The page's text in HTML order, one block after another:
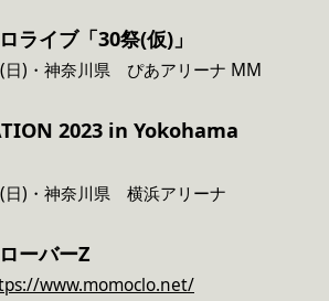
ライブ「30祭(仮)」
日)・神奈川県 ぴあアリーナ MM
2023 in Yokohama
)・神奈川県 横浜アリーナ
ーバーZ
www.momoclo.net/